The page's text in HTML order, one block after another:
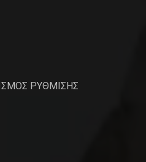
ΡΥΘΜΙΣΗΣ